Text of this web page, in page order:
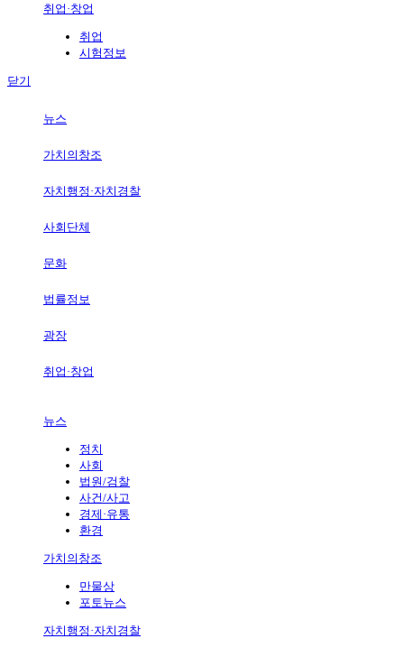
취업·창업
취업
시험정보
닫기
뉴스
가치의창조
자치행정·자치경찰
사회단체
문화
법률정보
광장
취업·창업
뉴스
정치
사회
법원/검찰
사건/사고
경제·유통
환경
가치의창조
만물상
포토뉴스
자치행정·자치경찰